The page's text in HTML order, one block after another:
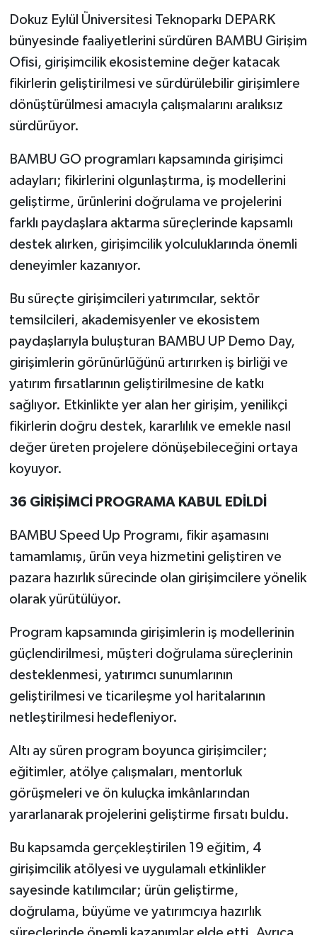
Dokuz Eylül Üniversitesi Teknoparkı DEPARK
bünyesinde faaliyetlerini sürdüren BAMBU Girişim
Ofisi, girişimcilik ekosistemine değer katacak
fikirlerin geliştirilmesi ve sürdürülebilir girişimlere
dönüştürülmesi amacıyla çalışmalarını aralıksız
sürdürüyor.
BAMBU GO programları kapsamında girişimci
adayları; fikirlerini olgunlaştırma, iş modellerini
geliştirme, ürünlerini doğrulama ve projelerini
farklı paydaşlara aktarma süreçlerinde kapsamlı
destek alırken, girişimcilik yolculuklarında önemli
deneyimler kazanıyor.
Bu süreçte girişimcileri yatırımcılar, sektör
temsilcileri, akademisyenler ve ekosistem
paydaşlarıyla buluşturan BAMBU UP Demo Day,
girişimlerin görünürlüğünü artırırken iş birliği ve
yatırım fırsatlarının geliştirilmesine de katkı
sağlıyor. Etkinlikte yer alan her girişim, yenilikçi
fikirlerin doğru destek, kararlılık ve emekle nasıl
değer üreten projelere dönüşebileceğini ortaya
koyuyor.
36 GİRİŞİMCİ PROGRAMA KABUL EDİLDİ
BAMBU Speed Up Programı, fikir aşamasını
tamamlamış, ürün veya hizmetini geliştiren ve
pazara hazırlık sürecinde olan girişimcilere yönelik
olarak yürütülüyor.
Program kapsamında girişimlerin iş modellerinin
güçlendirilmesi, müşteri doğrulama süreçlerinin
desteklenmesi, yatırımcı sunumlarının
geliştirilmesi ve ticarileşme yol haritalarının
netleştirilmesi hedefleniyor.
Altı ay süren program boyunca girişimciler;
eğitimler, atölye çalışmaları, mentorluk
görüşmeleri ve ön kuluçka imkânlarından
yararlanarak projelerini geliştirme fırsatı buldu.
Bu kapsamda gerçekleştirilen 19 eğitim, 4
girişimcilik atölyesi ve uygulamalı etkinlikler
sayesinde katılımcılar; ürün geliştirme,
doğrulama, büyüme ve yatırımcıya hazırlık